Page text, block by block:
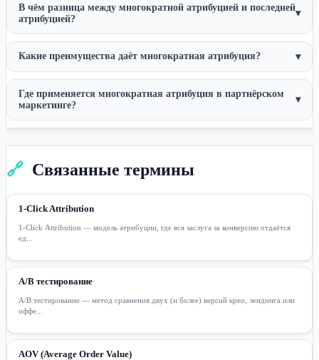
В чём разница между многократной атрибуцией и последней
атрибуцией?
▾
Какие преимущества даёт многократная атрибуция? ▾
Где применяется многократная атрибуция в партнёрском
маркетинге?
▾
🔗 Связанные термины
1-Click Attribution
1-Click Attribution — модель атрибуции, где вся заслуга за конверсию отдаётся
ед...
A/B тестирование
A/B тестирование — метод сравнения двух (и более) версий крео, лендинга или
оффе...
AOV (Average Order Value)